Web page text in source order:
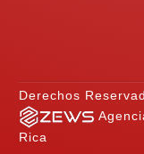
Derechos
Rica